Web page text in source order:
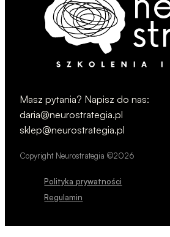
Masz pytania? Napisz do nas:
daria@neurostrategia.pl
sklep@neurostrategia.pl
Copyright Neurostrategia ©2026
Polityka prywatności
Regulamin